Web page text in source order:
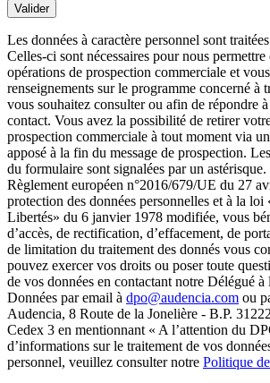
Valider
Les données à caractère personnel sont
Celles-ci sont nécessaires pour nous permettre
opérations de prospection commerciale et
renseignements sur le programme concerné à
vous souhaitez consulter ou afin de répondre
contact. Vous avez la possibilité de retirer
prospection commerciale à tout moment via
apposé à la fin du message de prospection.
du formulaire sont signalées par un
Règlement européen n°2016/679/UE du 27
protection des données personnelles et à la
Libertés» du 6 janvier 1978 modifiée, vous
d’accès, de rectification, d’effacement, de
de limitation du traitement des donnés vous
pouvez exercer vos droits ou poser toute
de vos données en contactant notre Délégué à
Données par email à dpo@audencia.com ou
Audencia, 8 Route de la Jonelière - B.P.
Cedex 3 en mentionnant « A l’attention du
d’informations sur le traitement de vos
personnel, veuillez consulter notre Politique